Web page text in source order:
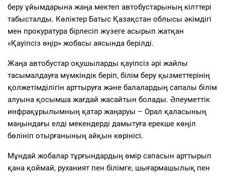
беру ұйымдарына жаңа мектеп автобустарының кілттері
табысталды. Көліктер Батыс Қазақстан облысы әкімдігі
мен прокуратура бірлесіп жүзеге асырып жатқан
«Қауіпсіз өңір» жобасы аясында берілді.
Жаңа автобустар оқушыларды қауіпсіз әрі жайлы
тасымалдауға мүмкіндік беріп, білім беру қызметтерінің
қолжетімділігін арттыруға және балалардың сапалы білім
алуына қосымша жағдай жасайтын болады. Әлеуметтік
инфрақұрылымның қатар жаңаруы – Орал қаласының
маңындағы елді мекендерді дамытуға ерекше көңіл
бөлініп отырғанының айқын көрінісі.
Мұндай жобалар тұрғындардың өмір сапасын арттырып
қана қоймай, руханият пен білімге, шығармашылық пен